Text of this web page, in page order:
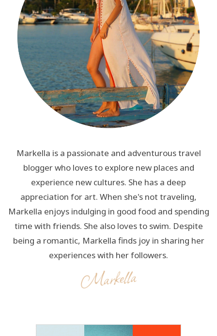
Markella is a passionate and adventurous travel
blogger who loves to explore new places and
experience new cultures. She has a deep
appreciation for art. When she's not traveling,
Markella enjoys indulging in good food and spending
time with friends. She also loves to swim. Despite
being a romantic, Markella finds joy in sharing her
experiences with her followers.